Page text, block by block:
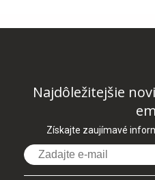
Najdôležitejšie
Získajte zaujímavé